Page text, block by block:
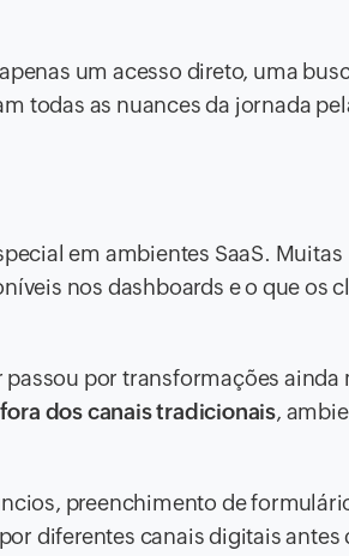
um acesso direto, uma
todas as nuances da jornada
em ambientes SaaS. Muitas
nos dashboards e o que os
por transformações ainda
dos canais tradicionais,
preenchimento de
diferentes canais digitais antes